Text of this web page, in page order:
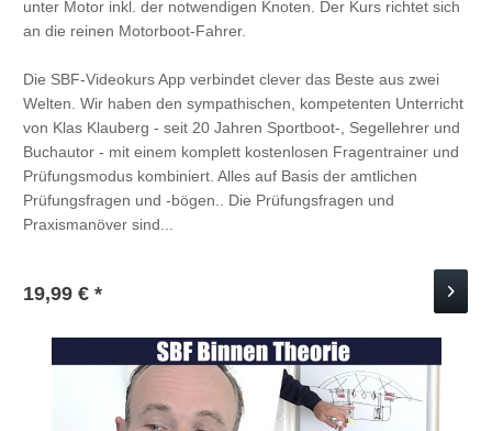
unter Motor inkl. der notwendigen Knoten. Der Kurs richtet sich
an die reinen Motorboot-Fahrer.
Die SBF-Videokurs App verbindet clever das Beste aus zwei
Welten. Wir haben den sympathischen, kompetenten Unterricht
von Klas Klauberg - seit 20 Jahren Sportboot-, Segellehrer und
Buchautor - mit einem komplett kostenlosen Fragentrainer und
Prüfungsmodus kombiniert. Alles auf Basis der amtlichen
Prüfungsfragen und -bögen.. Die Prüfungsfragen und
Praxismanöver sind...
19,99 € *